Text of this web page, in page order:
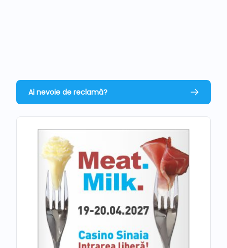
Ai nevoie de reclamă?